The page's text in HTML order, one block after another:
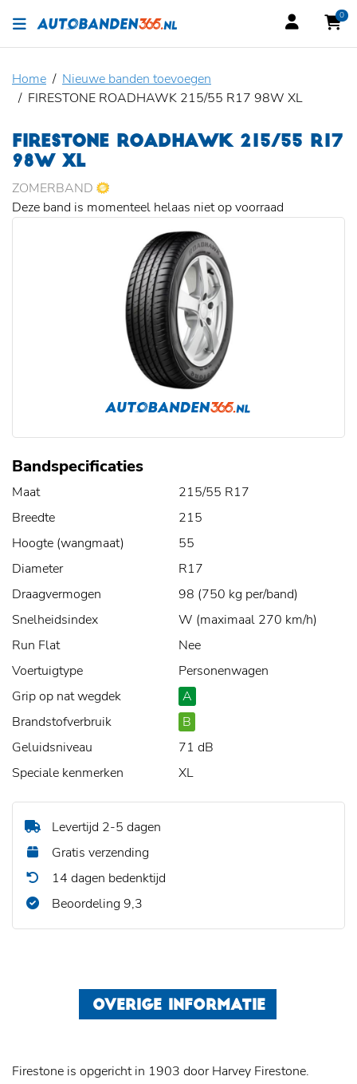
0
Home
Nieuwe banden toevoegen
FIRESTONE ROADHAWK 215/55 R17 98W XL
FIRESTONE ROADHAWK 215/55 R17
98W XL
ZOMERBAND
Deze band is momenteel helaas niet op voorraad
Bandspecificaties
Maat
215/55 R17
Breedte
215
Hoogte (wangmaat)
55
Diameter
R17
Draagvermogen
98 (750 kg per/band)
Snelheidsindex
W (maximaal 270 km/h)
Run Flat
Nee
Voertuigtype
Personenwagen
Grip op nat wegdek
A
Brandstofverbruik
B
Geluidsniveau
71 dB
Speciale kenmerken
XL
Levertijd 2-5 dagen
Gratis verzending
14 dagen bedenktijd
Beoordeling 9,3
OVERIGE INFORMATIE
Firestone is opgericht in 1903 door Harvey Firestone.